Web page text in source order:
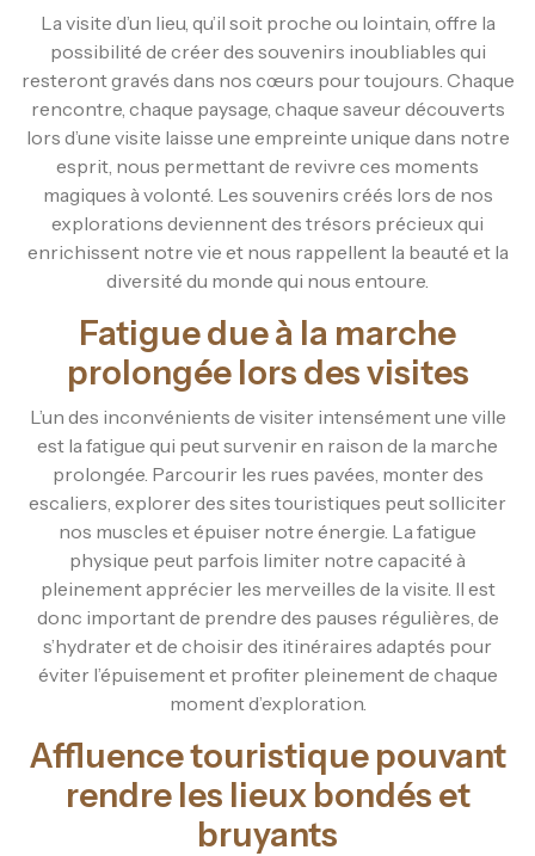
La visite d’un lieu, qu’il soit proche ou lointain, offre la
possibilité de créer des souvenirs inoubliables qui
resteront gravés dans nos cœurs pour toujours. Chaque
rencontre, chaque paysage, chaque saveur découverts
lors d’une visite laisse une empreinte unique dans notre
esprit, nous permettant de revivre ces moments
magiques à volonté. Les souvenirs créés lors de nos
explorations deviennent des trésors précieux qui
enrichissent notre vie et nous rappellent la beauté et la
diversité du monde qui nous entoure.
Fatigue due à la marche
prolongée lors des visites
L’un des inconvénients de visiter intensément une ville
est la fatigue qui peut survenir en raison de la marche
prolongée. Parcourir les rues pavées, monter des
escaliers, explorer des sites touristiques peut solliciter
nos muscles et épuiser notre énergie. La fatigue
physique peut parfois limiter notre capacité à
pleinement apprécier les merveilles de la visite. Il est
donc important de prendre des pauses régulières, de
s’hydrater et de choisir des itinéraires adaptés pour
éviter l’épuisement et profiter pleinement de chaque
moment d’exploration.
Affluence touristique pouvant
rendre les lieux bondés et
bruyants